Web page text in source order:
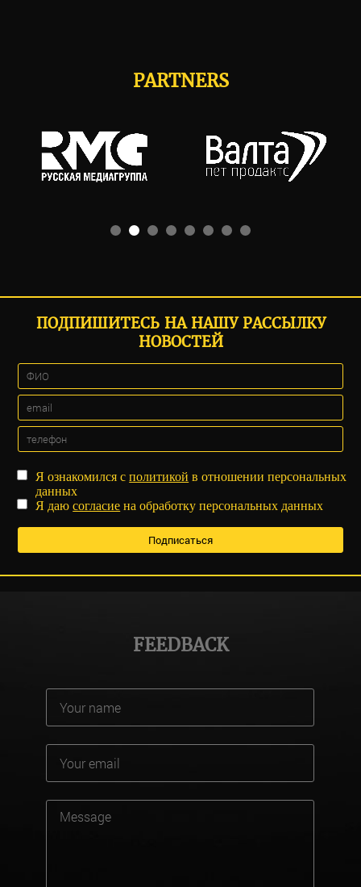
PARTNERS
ПОДПИШИТЕСЬ НА НАШУ РАССЫЛКУ
НОВОСТЕЙ
Я ознакомился сполитикой в отношении персональных
данных
Я даюсогласие на обработку персональных данных
FEEDBACK